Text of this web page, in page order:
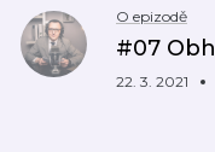
O epizodě
#07
22. 3. 2021